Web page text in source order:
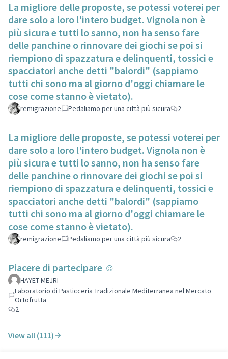
La migliore delle proposte, se potessi voterei per
dare solo a loro l'intero budget. Vignola non è
più sicura e tutti lo sanno, non ha senso fare
delle panchine o rinnovare dei giochi se poi si
riempiono di spazzatura e delinquenti, tossici e
spacciatori anche detti "balordi" (sappiamo
tutti chi sono ma al giorno d'oggi chiamare le
cose come stanno è vietato).
remigrazione Pedaliamo per una città più sicura 2
La migliore delle proposte, se potessi voterei per
dare solo a loro l'intero budget. Vignola non è
più sicura e tutti lo sanno, non ha senso fare
delle panchine o rinnovare dei giochi se poi si
riempiono di spazzatura e delinquenti, tossici e
spacciatori anche detti "balordi" (sappiamo
tutti chi sono ma al giorno d'oggi chiamare le
cose come stanno è vietato).
remigrazione Pedaliamo per una città più sicura 2
Piacere di partecipare ☺️
HAYET MEJRI
Laboratorio di Pasticceria Tradizionale Mediterranea nel Mercato
Ortofrutta
2
View all (111)